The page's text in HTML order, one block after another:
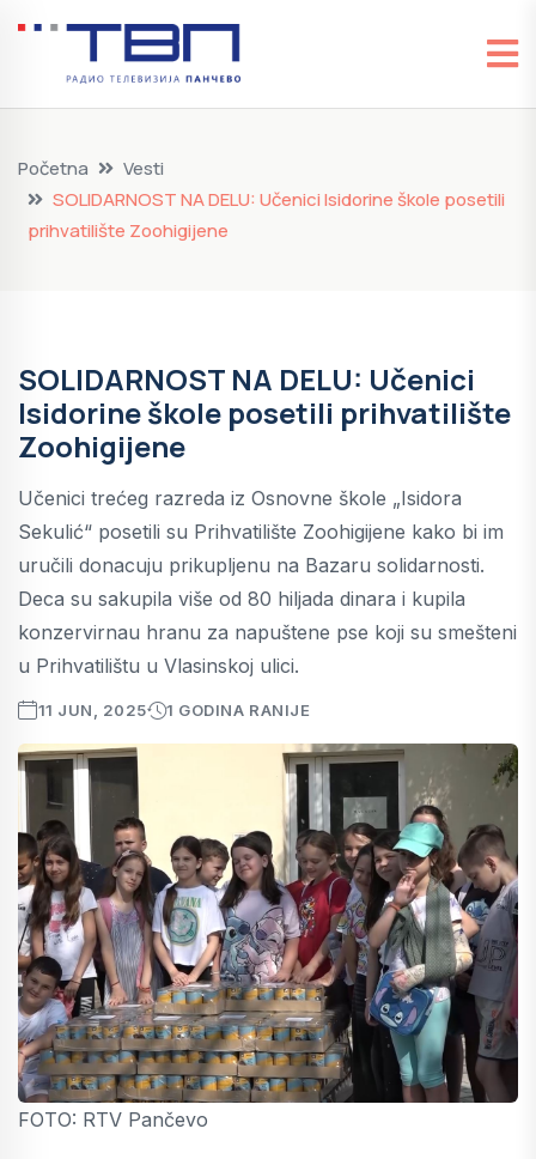
Početna
Vesti
SOLIDARNOST NA DELU: Učenici Isidorine škole posetili
prihvatilište Zoohigijene
SOLIDARNOST NA DELU: Učenici
Isidorine škole posetili prihvatilište
Zoohigijene
Učenici trećeg razreda iz Osnovne škole „Isidora
Sekulić“ posetili su Prihvatilište Zoohigijene kako bi im
uručili donacuju prikupljenu na Bazaru solidarnosti.
Deca su sakupila više od 80 hiljada dinara i kupila
konzervirnau hranu za napuštene pse koji su smešteni
u Prihvatilištu u Vlasinskoj ulici.
11 JUN, 2025 1 GODINA RANIJE
FOTO: RTV Pančevo